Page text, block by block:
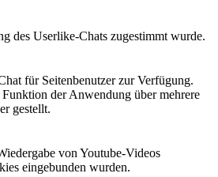
des Userlike-Chats zugestimmt wurde.
für Seitenbenutzer zur Verfügung.
der Anwendung über mehrere
gestellt.
von Youtube-Videos
eingebunden wurden.